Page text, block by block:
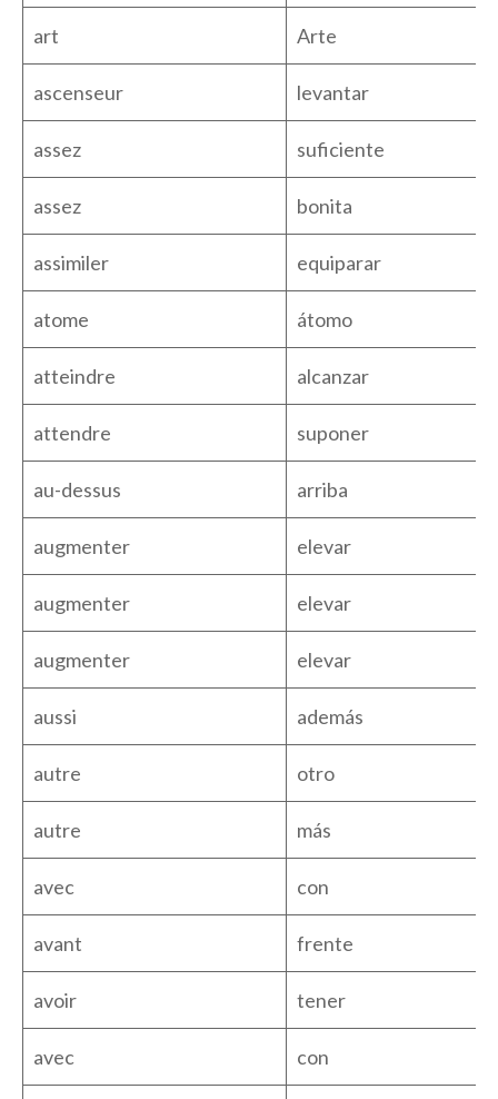
art Arte
ascenseur levantar
assez suficiente
assez bonita
assimiler equiparar
atome átomo
atteindre alcanzar
attendre suponer
au-dessus arriba
augmenter elevar
augmenter elevar
augmenter elevar
aussi además
autre otro
autre más
avec con
avant frente
avoir tener
avec con